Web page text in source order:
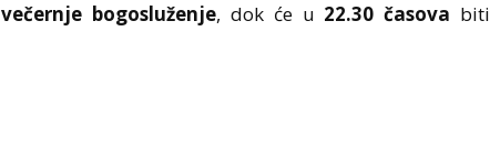
večernje bogosluženje, dok će u 22.30 časova biti